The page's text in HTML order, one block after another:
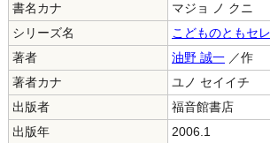
書名カナ
マジョ ノ クニ
シリーズ名
こどものともセ
著者
油野 誠一 ／作
著者カナ
ユノ セイイチ
出版者
福音館書店
出版年
2006.1